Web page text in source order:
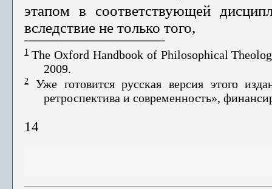
этапом в соответствующей
вследствие не только того,
1 The Oxford Handbook of Philosophical
2009.
2Уже готовится русская версия этого
ретроспектива и современность»,
14